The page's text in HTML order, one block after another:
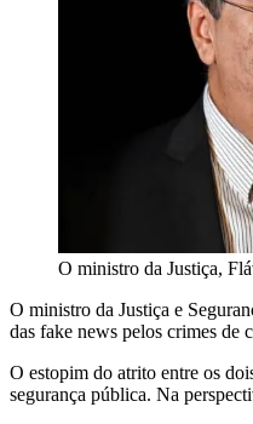
O ministro da Justiça,
O ministro da Justiça e
das fake news pelos crimes de
O estopim do atrito entre os
segurança pública. Na